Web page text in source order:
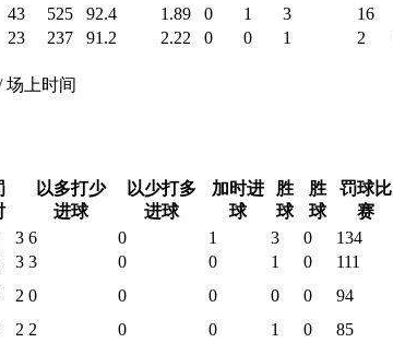
43 525 92.4 1.89 0 1 3 16
23 237 91.2 2.22 0 0 1 2
场上时间
以多打少
进球
以少打多
进球
加时进
球
胜
球
胜
球
罚球比
赛
3 6 0 1 3 0 134
3 3 0 0 1 0 111
2 0 0 0 0 0 94
2 2 0 0 1 0 85